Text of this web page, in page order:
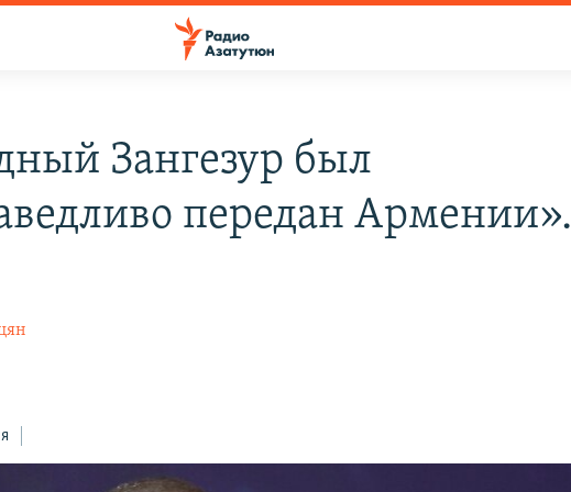
Зангезур был
передан Армении».